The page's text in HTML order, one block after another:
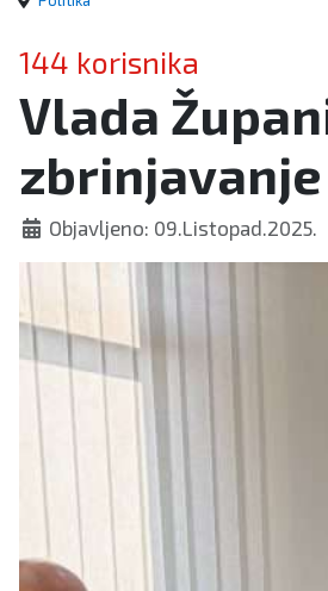
144 korisnika
Vlada
Objavljeno: 09.Listopad.2025.